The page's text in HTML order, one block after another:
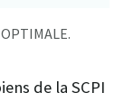
de la SCPI